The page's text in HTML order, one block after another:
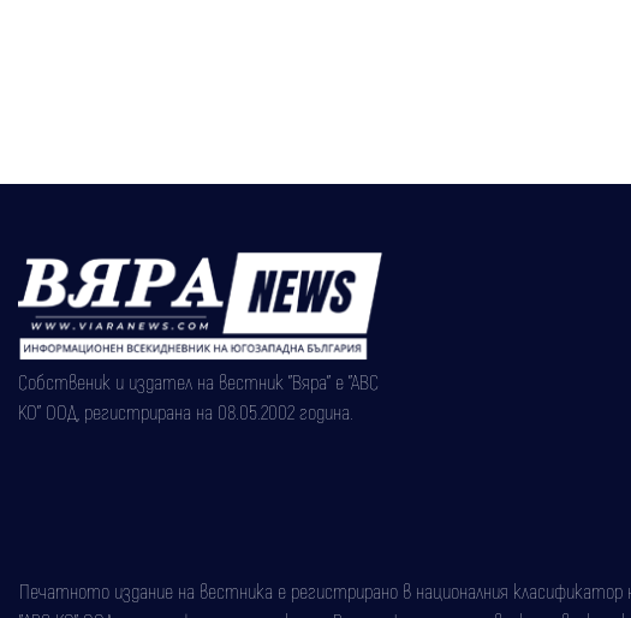
Собственик и издател на вестник "Вяра" е "АВС
КО" ООД, регистрирана на 08.05.2002 година.
Печатното издание на вестника е регистрирано в националния класификатор